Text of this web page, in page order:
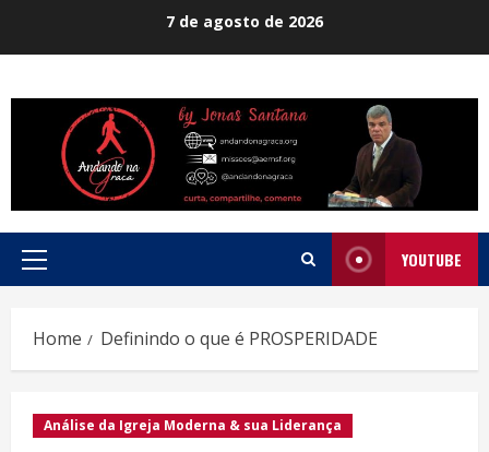
7 de agosto de 2026
Primary
YOUTUBE
Home Definindo o que é PROSPERIDADE
Análise da Igreja Moderna & sua Liderança